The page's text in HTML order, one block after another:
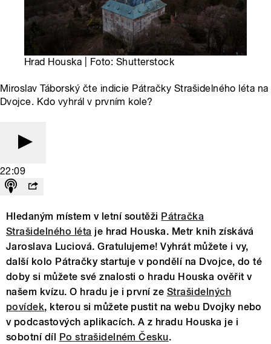
Hrad Houska | Foto: Shutterstock
Miroslav Táborský čte indicie Pátračky Strašidelného léta na
Dvojce. Kdo vyhrál v prvním kole?
22:09
Hledaným místem v letní soutěži Pátračka
Strašidelného léta je hrad Houska. Metr knih získává
Jaroslava Luciová. Gratulujeme! Vyhrát můžete i vy,
další kolo Pátračky startuje v pondělí na Dvojce, do té
doby si můžete své znalosti o hradu Houska ověřit v
našem kvízu. O hradu je i první ze Strašidelných
povídek, kterou si můžete pustit na webu Dvojky nebo
v podcastových aplikacích. A z hradu Houska je i
sobotní díl
Po strašidelném Česku.